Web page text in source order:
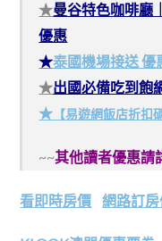
★曼谷特色咖啡廳
優惠
★泰國機場接送 優
★出國必備吃到飽
★ 【易遊網飯店折
~~其他讀者優惠請
看即時房價 網路訂